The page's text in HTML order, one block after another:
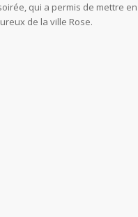
qui a permis de mettre
de la ville Rose.